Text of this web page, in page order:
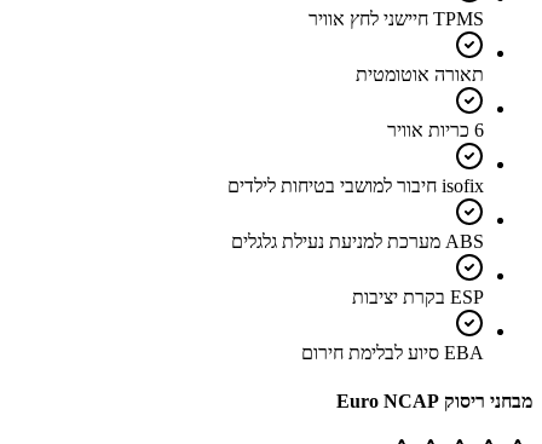
TPMS חיישני לחץ אוויר
תאורה אוטומטית
6 כריות אוויר
isofix חיבור למושבי בטיחות לילדים
ABS מערכת למניעת נעילת גלגלים
ESP בקרת יציבות
EBA סיוע לבלימת חירום
מבחני ריסוק Euro NCAP